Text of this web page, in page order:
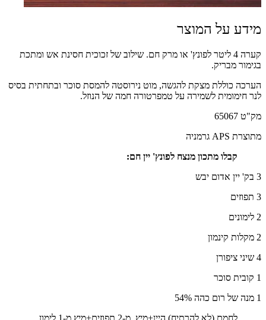
מידע על המוצר
קערה 4 ליטר לפונץ' או מרק חם. שילוב של זכוכית חסינת אש ומתכת
בגימור מבריק.
הערכה כוללת מצקת להגשה, מוט נירוסטה להמסת סוכר ובתחתית בסיס
לנר חימומית לשמירה על טמפרטורה חמה של הנוזל.
מק"ט 65067
מתוצרת APS גרמניה
קבלו מתכון מנצח לפונץ' יין חם:
3 בק' יין אדום יבש
3 תפוזים
2 לימונים
2 מקלות קינמון
4 שיני ציפורן
1 קובית סוכר
1 מנה של רום כהה 54%
לחמם (לא להרתיח) היין+מיץ מ-2 תפוזים+מיץ מ-1 לימון